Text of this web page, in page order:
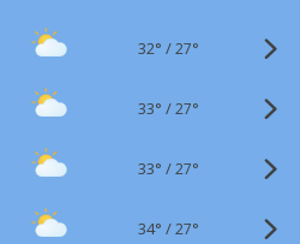
32° /27°
33° /27°
33° /27°
34° /27°